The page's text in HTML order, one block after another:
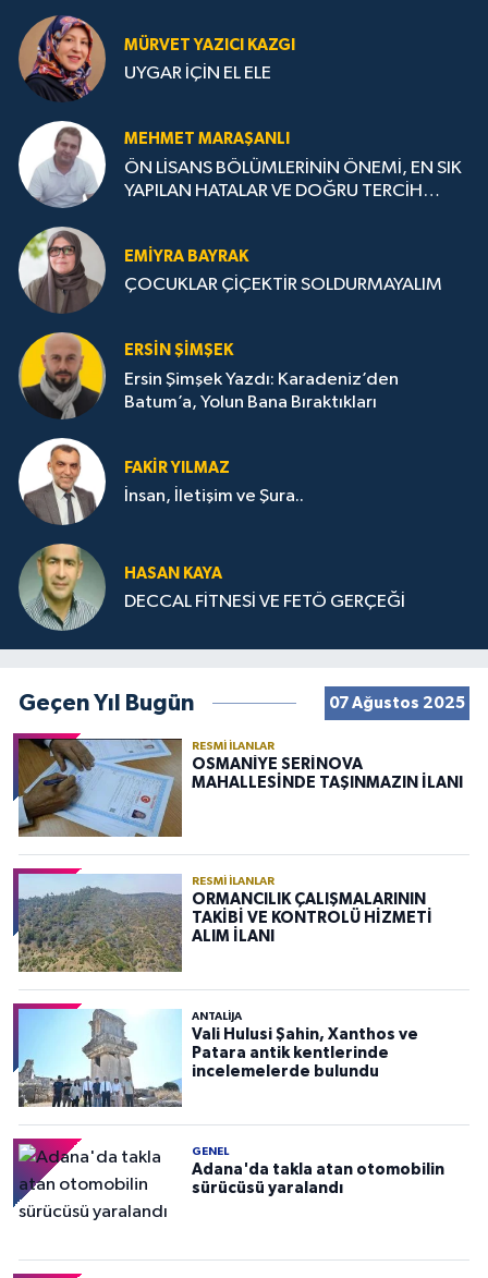
MÜRVET YAZICI KAZGI
UYGAR İÇİN EL ELE
MEHMET MARAŞANLI
ÖN LİSANS BÖLÜMLERİNİN ÖNEMİ, EN SIK
YAPILAN HATALAR VE DOĞRU TERCİH
EMIYRA BAYRAK
ÇOCUKLAR ÇİÇEKTİR SOLDURMAYALIM
ERSIN ŞIMŞEK
Ersin Şimşek Yazdı: Karadeniz’den
Batum’a, Yolun Bana Bıraktıkları
FAKIR YILMAZ
İnsan, İletişim ve Şura..
HASAN KAYA
DECCAL FİTNESİ VE FETÖ GERÇEĞİ
Geçen Yıl Bugün 07 Ağustos 2025
RESMI İLANLAR
OSMANİYE SERİNOVA
MAHALLESİNDE TAŞINMAZIN İLANI
RESMI İLANLAR
ORMANCILIK ÇALIŞMALARININ
TAKİBİ VE KONTROLÜ HİZMETİ
ALIM İLANI
ANTALIJA
Vali Hulusi Şahin, Xanthos ve
Patara antik kentlerinde
incelemelerde bulundu
GENEL
Adana'da takla atan otomobilin
sürücüsü yaralandı